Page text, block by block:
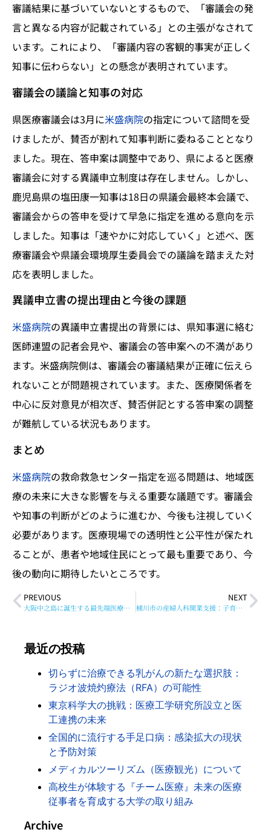
審議結果に基づいていないとするもので、「審議会の発
言と異なる内容が記載されている」との主張がなされて
います。これにより、「審議内容の客観的事実が正しく
知事に伝わらない」との懸念が表明されています。
審議会の議論と知事の対応
県医療審議会は3月に米盛病院の指定について諮問を受
けましたが、賛否が割れて知事判断に委ねることとなり
ました。現在、答申案は調整中であり、県によると医療
審議会に対する異議申立制度は存在しません。しかし、
鹿児島県の塩田康一知事は18日の県議会最終本会議で、
審議会からの答申を受けて早急に指定を進める意向を示
しました。知事は「速やかに対応していく」と述べ、医
療審議会や県議会環境厚生委員会での議論を踏まえた対
応を表明しました。
異議申立書の提出理由と今後の課題
米盛病院の異議申立書提出の背景には、県知事選に絡む
医師連盟の記者会見や、審議会の答申案への不満があり
ます。米盛病院側は、審議会の審議結果が正確に伝えら
れないことが問題視されています。また、医療関係者を
中心に反対意見が相次ぎ、賛否併記とする答申案の調整
が難航している状況もあります。
まとめ
米盛病院の救命救急センター指定を巡る問題は、地域医
療の未来に大きな影響を与える重要な議題です。審議会
や知事の判断がどのように進むか、今後も注視していく
必要があります。医療現場での透明性と公平性が保たれ
ることが、患者や地域住民にとって最も重要であり、今
後の動向に期待したいところです。
PREVIOUS
大阪中之島に誕生する最先端医療拠点
NEXT
桶川市の産婦人科開業支援：子育て環境改善のための1億円補助
最近の投稿
切らずに治療できる乳がんの新たな選択肢：
ラジオ波焼灼療法（RFA）の可能性
東京科学大の挑戦：医療工学研究所設立と医
工連携の未来
全国的に流行する手足口病：感染拡大の現状
と予防対策
メディカルツーリズム（医療観光）について
高校生が体験する『チーム医療』未来の医療
従事者を育成する大学の取り組み
Archive